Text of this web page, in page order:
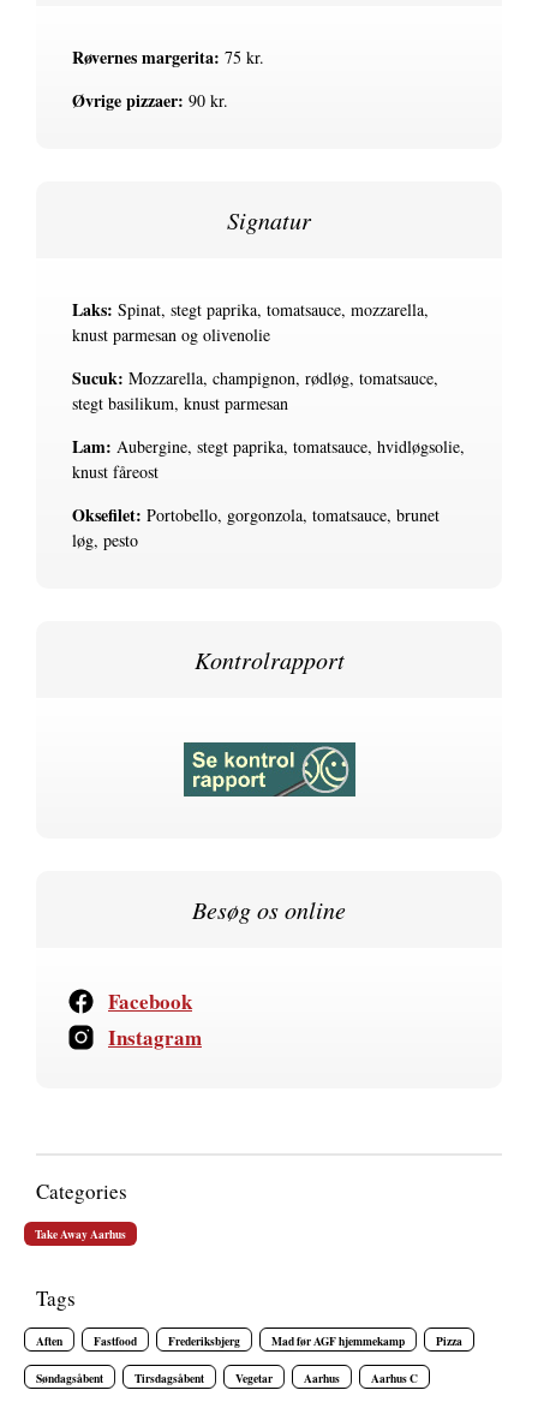
Røvernes margerita: 75 kr.
Øvrige pizzaer: 90 kr.
Signatur
Laks: Spinat, stegt paprika, tomatsauce, mozzarella,
knust parmesan og olivenolie
Sucuk: Mozzarella, champignon, rødløg, tomatsauce,
stegt basilikum, knust parmesan
Lam: Aubergine, stegt paprika, tomatsauce, hvidløgsolie,
knust fåreost
Oksefilet: Portobello, gorgonzola, tomatsauce, brunet
løg, pesto
Kontrolrapport
Besøg os online
Facebook
Instagram
Categories
Take Away Aarhus
Tags
Aften Fastfood Frederiksbjerg Mad før AGF hjemmekamp Pizza
Søndagsåbent Tirsdagsåbent Vegetar Aarhus Aarhus C